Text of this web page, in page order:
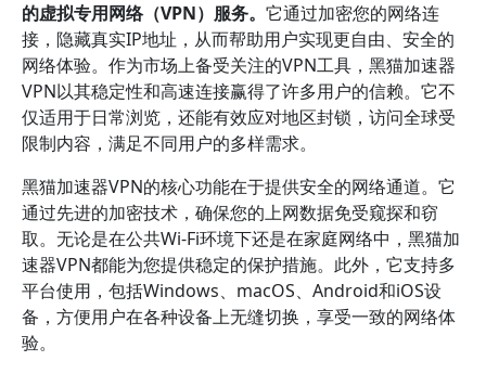
的虚拟专用网络（VPN）服务。 它通过加密您的网络连
接，隐藏真实IP地址，从而帮助用户实现更自由、安全的
网络体验。作为市场上备受关注的VPN工具，黑猫加速器
VPN以其稳定性和高速连接赢得了许多用户的信赖。它不
仅适用于日常浏览，还能有效应对地区封锁，访问全球受
限制内容，满足不同用户的多样需求。
黑猫加速器VPN的核心功能在于提供安全的网络通道。它
通过先进的加密技术，确保您的上网数据免受窥探和窃
取。无论是在公共Wi-Fi环境下还是在家庭网络中，黑猫加
速器VPN都能为您提供稳定的保护措施。此外，它支持多
平台使用，包括Windows、macOS、Android和iOS设
备，方便用户在各种设备上无缝切换，享受一致的网络体
验。